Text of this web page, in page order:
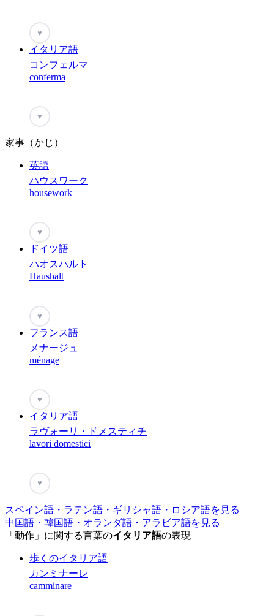
♥
イタリア語
コンフェルマ
conferma
♥
家事（かじ）
英語
ハウスワーク
housework
♥
ドイツ語
ハオスハルト
Haushalt
♥
フランス語
メナージュ
ménage
♥
イタリア語
ラヴォーリ・ドメスティチ
lavori domestici
♥
スペイン語・ラテン語・ギリシャ語・ロシア語を見る
中国語・韓国語・オランダ語・アラビア語を見る
「動作」に関する言葉のイタリア語の表現
歩くのイタリア語
カンミナーレ
camminare